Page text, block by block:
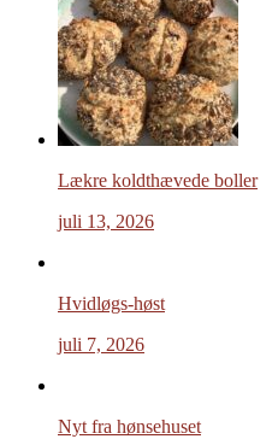
Lækre koldthævede boller
juli 13, 2026
Hvidløgs-høst
juli 7, 2026
Nyt fra hønsehuset